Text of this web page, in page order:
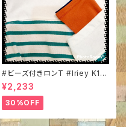
#ビーズ付きロンT #Iriey K13
259 #インナーカットソー #長
袖 #フライス #カラフルインナー
#無地 #コットン100％ #重ね着
に
¥2,233
30%OFF